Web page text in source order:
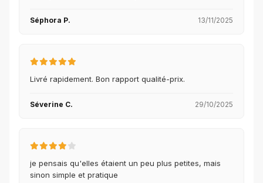
Séphora P. 13/11/2025
Livré rapidement. Bon rapport qualité-prix.
Séverine C. 29/10/2025
je pensais qu'elles étaient un peu plus petites, mais
sinon simple et pratique